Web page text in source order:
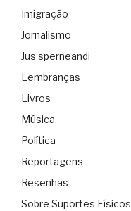
Imigração
Jornalismo
Jus sperneandi
Lembranças
Livros
Música
Política
Reportagens
Resenhas
Sobre Suportes Físicos